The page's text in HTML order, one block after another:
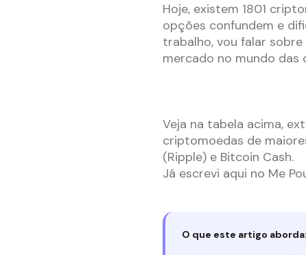
Hoje, existem 1801
opções confundem e
trabalho, vou falar sobre
mercado no mundo das
Veja na tabela acima,
criptomoedas de
(Ripple) e Bitcoin Cash.
Já escrevi aqui no Me
O que este artigo aborda: